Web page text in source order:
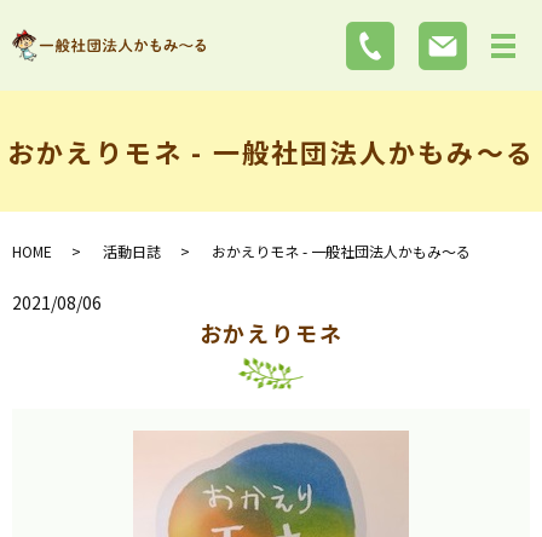
おかえりモネ - 一般社団法人かもみ～る
HOME 活動日誌 おかえりモネ - 一般社団法人かもみ～る
2021/08/06
おかえりモネ